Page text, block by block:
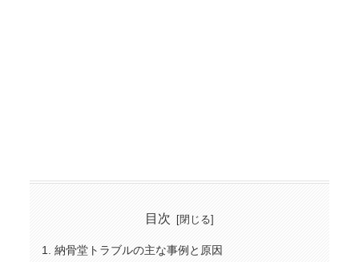
目次
納骨堂トラブルの主な事例と原因